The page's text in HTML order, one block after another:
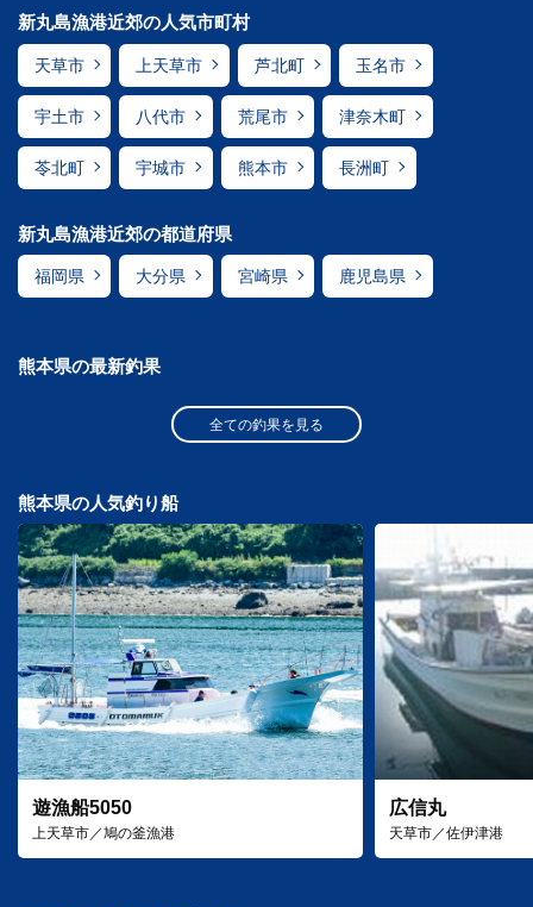
新丸島漁港近郊の人気市町村
天草市 上天草市 芦北町 玉名市
宇土市 八代市 荒尾市 津奈木町
苓北町 宇城市 熊本市 長洲町
新丸島漁港近郊の都道府県
福岡県 大分県 宮崎県 鹿児島県
熊本県の最新釣果
全ての釣果を見る
熊本県の人気釣り船
遊漁船5050
上天草市／鳩の釜漁港
広信丸
天草市／佐伊津港